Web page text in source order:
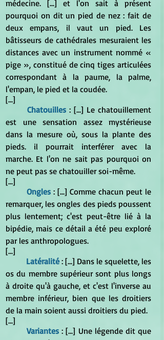
médecine. [...] et l'on sait à présent
pourquoi on dit un pied de nez : fait de
deux empans, il vaut un pied. Les
bâtisseurs de cathédrales mesuraient les
distances avec un instrument nommé «
pige », constitué de cinq tiges articulées
correspondant à la paume, la palme,
l'empan, le pied et la coudée.
[...]
Chatouilles : [...] Le chatouillement
est une sensation assez mystérieuse
dans la mesure où, sous la plante des
pieds. il pourrait interférer avec la
marche. Et l'on ne sait pas pourquoi on
ne peut pas se chatouiller soi-même.
[...]
Ongles : [...] Comme chacun peut le
remarquer, les ongles des pieds poussent
plus lentement; c'est peut-être lié à la
bipédie, mais ce détail a été peu exploré
par les anthropologues.
[...]
Latéralité : [...] Dans le squelette, les
os du membre supérieur sont plus longs
à droite qu'à gauche, et c'est l'inverse au
membre inférieur, bien que les droitiers
de la main soient aussi droitiers du pied.
[...]
Variantes : [...] Une légende dit que